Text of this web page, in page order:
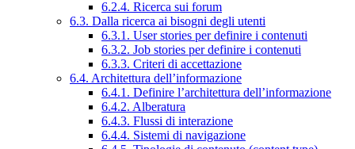
6.2.4. Ricerca sui forum
6.3. Dalla ricerca ai bisogni degli utenti
6.3.1. User stories per definire i contenuti
6.3.2. Job stories per definire i contenuti
6.3.3. Criteri di accettazione
6.4. Architettura dell’informazione
6.4.1. Definire l’architettura dell’informazione
6.4.2. Alberatura
6.4.3. Flussi di interazione
6.4.4. Sistemi di navigazione